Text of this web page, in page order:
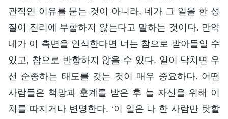
관적인 이유를 묻는 것이 아니라, 네가 그 일을 한 성
질이 진리에 부합하지 않는다고 말하는 것이다. 만약
네가 이 측면을 인식한다면 너는 참으로 받아들일 수
있고, 참으로 반항하지 않을 수 있다. 일이 닥치면 우
선 순종하는 태도를 갖는 것이 매우 중요하다. 어떤
사람들은 책망과 훈계를 받은 후 늘 자신을 위해 이
치를 따지거나 변명한다. ‘이 일은 나 한 사람만 탓할